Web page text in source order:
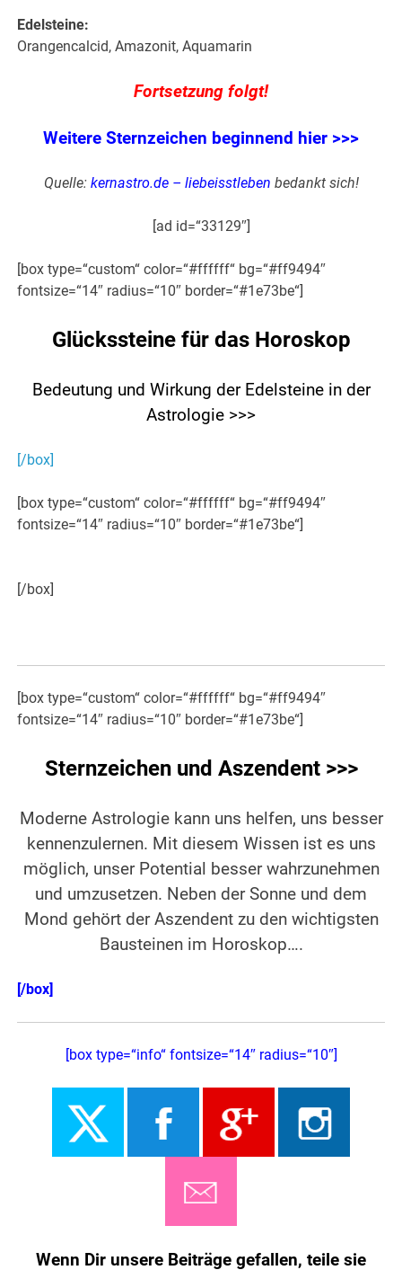
Edelsteine:
Orangencalcid, Amazonit, Aquamarin
Fortsetzung folgt!
Weitere Sternzeichen beginnend hier >>>
Quelle: kernastro.de – liebeisstleben bedankt sich!
[ad id=“33129″]
[box type=“custom“ color=“#ffffff“ bg=“#ff9494″
fontsize=“14″ radius=“10″ border=“#1e73be“]
Glückssteine für das Horoskop
Bedeutung und Wirkung der Edelsteine in der
Astrologie >>>
[/box]
[box type=“custom“ color=“#ffffff“ bg=“#ff9494″
fontsize=“14″ radius=“10″ border=“#1e73be“]
[/box]
[box type=“custom“ color=“#ffffff“ bg=“#ff9494″
fontsize=“14″ radius=“10″ border=“#1e73be“]
Sternzeichen und Aszendent >>>
Moderne Astrologie kann uns helfen, uns besser
kennenzulernen. Mit diesem Wissen ist es uns
möglich, unser Potential besser wahrzunehmen
und umzusetzen. Neben der Sonne und dem
Mond gehört der Aszendent zu den wichtigsten
Bausteinen im Horoskop….
[/box]
[box type=“info“ fontsize=“14″ radius=“10″]
Wenn Dir unsere Beiträge gefallen, teile sie